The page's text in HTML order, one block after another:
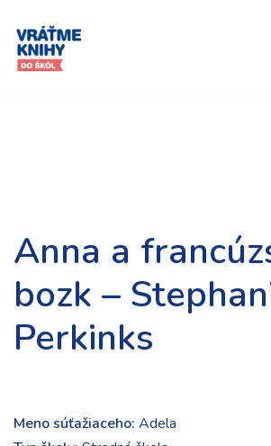
Preskočiť
na
Anna a
bozk –
Perkinks
Meno súťažiaceho: Adela